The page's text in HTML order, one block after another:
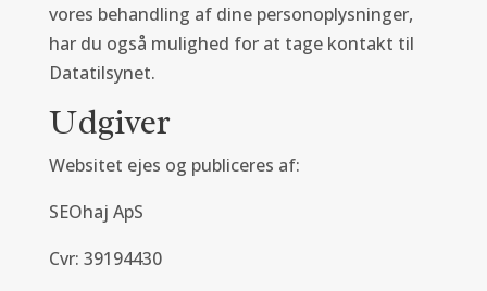
vores behandling af dine personoplysninger,
har du også mulighed for at tage kontakt til
Datatilsynet.
Udgiver
Websitet ejes og publiceres af:
SEOhaj ApS
Cvr: 39194430